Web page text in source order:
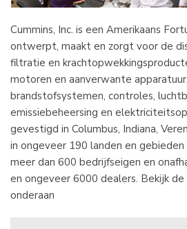
Cummins, Inc. is een Amerikaans
ontwerpt, maakt en zorgt voor de
filtratie en
motoren en aanverwante
brandstofsystemen, controles,
emissiebeheersing en
gevestigd in Columbus, Indiana,
in ongeveer 190 landen en
meer dan 600 bedrijfseigen en
en ongeveer 6000 dealers. Bekijk de
onderaan